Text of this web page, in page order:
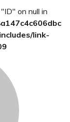
on null in
link-